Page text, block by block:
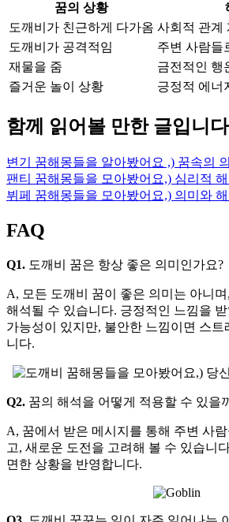
꿈의 상황
도깨비가 친근하게 다가옴 사회적 관계
도깨비가 공격적임
주변 사람들
재물을 줌
금전적인 행
즐거운 놀이 상황
긍정적 에너
함께 읽어볼 만한 글입니다
변기 꿈해몽들을 알아봤어요 ,) 꿈속의
팬티 꿈해몽들을 모아봤어요,) 심리적
뷔페 꿈해몽들을 모아봤어요,) 의미와
FAQ
Q1. 도깨비 꿈은 항상 좋은 의미인가요?
A, 모든 도깨비 꿈이 좋은 의미는 아니
해석될 수 있습니다. 긍정적인 느낌을
가능성이 있지만, 불안한 느낌이면 스트
니다.
Q2. 꿈의 해석을 어떻게 적용할 수 있을
A, 꿈에서 받은 메시지를 통해 주변 사
고, 새로운 도전을 고려해 볼 수 있습니
면한 상황을 반영합니다.